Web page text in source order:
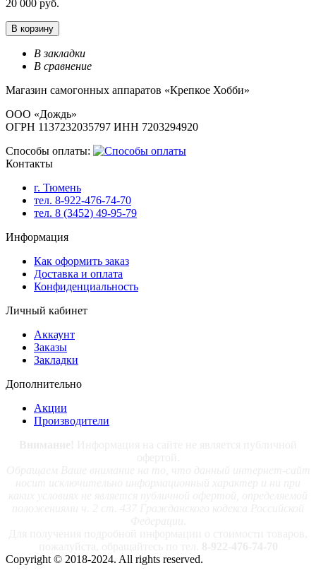
20 000 руб.
В корзину
В закладки
В сравнение
Магазин самогонных аппаратов «Крепкое Хобби»
ООО «Дождь»
ОГРН 1137232035797 ИНН 7203294920
Способы оплаты:
Контакты
г. Тюмень
тел. 8-922-476-74-70
тел. 8 (3452) 49-95-79
Информация
Как оформить заказ
Доставка и оплата
Конфиденциальность
Личный кабинет
Аккаунт
Заказы
Закладки
Дополнительно
Акции
Производители
Copyright © 2018-2024. All rights reserved.